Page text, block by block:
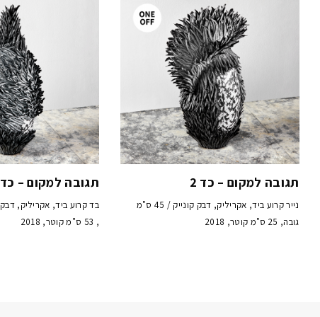
תגובה למקום – כד 2
נייר קרוע ביד, אקריליק, דבק קונייק / 45 ס"מ
גובה, 25 ס"מ קוטר, 2018
תגובה למקום – כד 3
, 53 ס"מ קוטר, 2018